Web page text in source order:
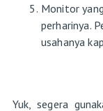
Monitor
perharinya.
usahanya
Yuk, segera